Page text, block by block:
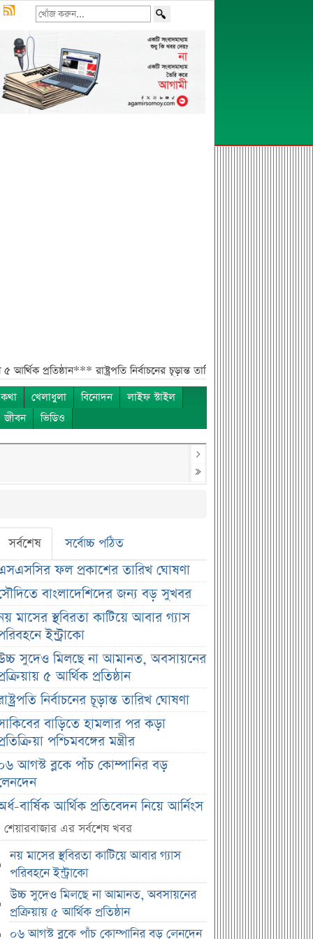
রাষ্ট্রপতি নির্বাচনের চূড়ান্ত তারিখ ঘোষণা***
খেলাধুলা বিনোদন
লাইফ স্টাইল
জীবন ভিডিও
সর্বশেষ সর্বোচ্চ পঠিত
ফল প্রকাশের তারিখ ঘোষণা
বাংলাদেশিদের জন্য বড় সুখবর
মাসের স্থবিরতা কাটিয়ে আবার গ্যাস
ইন্ট্রাকো
সুদেও মিলছে না আমানত, অবসায়নের
৫ আর্থিক প্রতিষ্ঠান
নির্বাচনের চূড়ান্ত তারিখ ঘোষণা
বাড়িতে হামলার পর কড়া
পশ্চিমবঙ্গের মন্ত্রীর
আগস্ট ব্লকে পাঁচ কোম্পানির বড়
বার্ষিক আর্থিক প্রতিবেদন নিয়ে আর্নিংস
ডিসক্লোজার করবে ব্র্যাক ব্যাংক
কর্ণফুলী ইন্স্যুরেন্সের অর্ধ-বার্ষিক সম্মেলন
৭৫ হাজার ২৮৩ শেয়ার মনোনীত
নামে হস্তান্তর
থাকলেও বাজারে অস্থিরতা, তদারকি
শেয়ারবাজার এর সর্বশেষ খবর
নয় মাসের স্থবিরতা কাটিয়ে আবার গ্যাস
পরিবহনে ইন্ট্রাকো
উচ্চ সুদেও মিলছে না আমানত, অবসায়নের
প্রক্রিয়ায় ৫ আর্থিক প্রতিষ্ঠান
০৬ আগস্ট ব্লকে পাঁচ কোম্পানির বড় লেনদেন